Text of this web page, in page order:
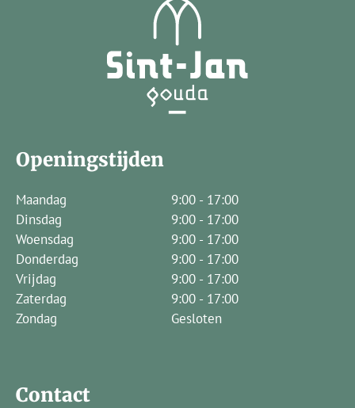
Openingstijden
Maandag
9:00 - 17:00
Dinsdag
9:00 - 17:00
Woensdag
9:00 - 17:00
Donderdag
9:00 - 17:00
Vrijdag
9:00 - 17:00
Zaterdag
9:00 - 17:00
Zondag
Gesloten
Contact